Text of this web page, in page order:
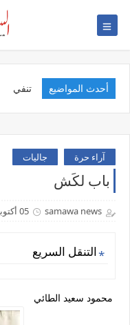
أحدث المواضيع تنفيذ
آراء حرة جاليات
باب لكَش
samawa news 05 أكتوبر 2020
التنقل السريع
محمود سعيد الطائي